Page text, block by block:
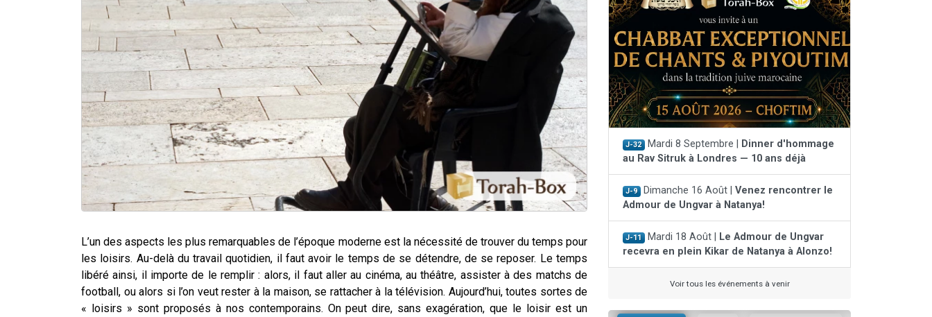
L’un des aspects les plus remarquables de l’époque moderne est la nécessité de trouver du temps pour
les loisirs. Au-delà du travail quotidien, il faut avoir le temps de se détendre, de se reposer. Le temps
libéré ainsi, il importe de le remplir : alors, il faut aller au cinéma, au théâtre, assister à des matchs de
football, ou alors si l’on veut rester à la maison, se rattacher à la télévision. Aujourd’hui, toutes sortes de
« loisirs » sont proposés à nos contemporains. On peut dire, sans exagération, que le loisir est un
J-32 Mardi 8 Septembre |
Dinner d'hommage
au Rav Sitruk à Londres — 10 ans déjà
J-9 Dimanche 16 Août | Venez rencontrer le
Admour de Ungvar à Natanya!
J-11 Mardi 18 Août |
Le Admour de Ungvar
recevra en plein Kikar de Natanya à Alonzo!
Voir tous les événements à venir